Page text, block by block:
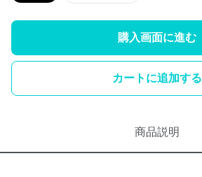
購入画面に進む
カートに追加する
商品説明